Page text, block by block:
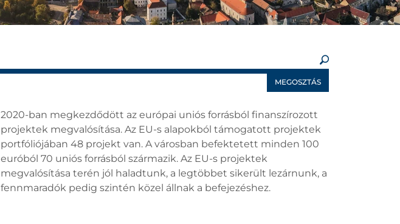
MEGOSZTÁS
2020-ban megkezdődött az európai uniós forrásból finanszírozott
projektek megvalósítása. Az EU-s alapokból támogatott projektek
portfóliójában 48 projekt van. A városban befektetett minden 100
euróból 70 uniós forrásból származik. Az EU-s projektek
megvalósítása terén jól haladtunk, a legtöbbet sikerült lezárnunk, a
fennmaradók pedig szintén közel állnak a befejezéshez.